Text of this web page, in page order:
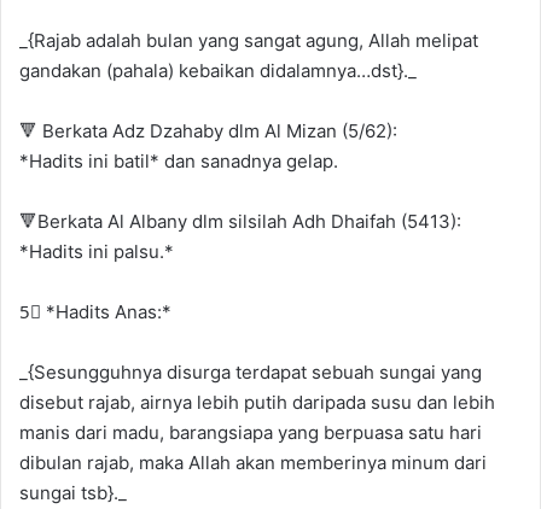
_{Rajab adalah bulan yang sangat agung, Allah melipat
gandakan (pahala) kebaikan didalamnya…dst}._
🔻 Berkata Adz Dzahaby dlm Al Mizan (5/62):
*Hadits ini batil* dan sanadnya gelap.
🔻Berkata Al Albany dlm silsilah Adh Dhaifah (5413):
*Hadits ini palsu.*
5⃣ *Hadits Anas:*
_{Sesungguhnya disurga terdapat sebuah sungai yang
disebut rajab, airnya lebih putih daripada susu dan lebih
manis dari madu, barangsiapa yang berpuasa satu hari
dibulan rajab, maka Allah akan memberinya minum dari
sungai tsb}._